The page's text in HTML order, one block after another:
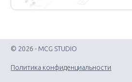
© 2026 - MCG STUDIO
Политика конфиденциальности